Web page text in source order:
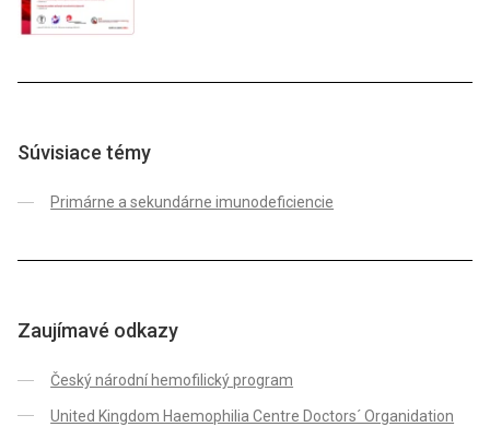
Súvisiace témy
Primárne a sekundárne imunodeficiencie
Zaujímavé odkazy
Český národní hemofilický program
United Kingdom Haemophilia Centre Doctors´ Organidation